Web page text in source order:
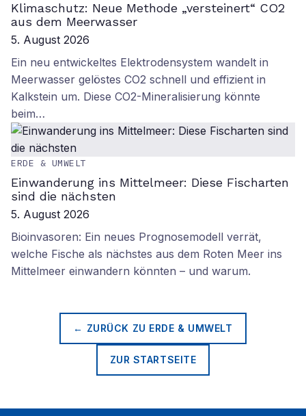
Klimaschutz: Neue Methode „versteinert“ CO2
aus dem Meerwasser
5. August 2026
Ein neu entwickeltes Elektrodensystem wandelt in
Meerwasser gelöstes CO2 schnell und effizient in
Kalkstein um. Diese CO2-Mineralisierung könnte
beim…
ERDE & UMWELT
Einwanderung ins Mittelmeer: Diese Fischarten
sind die nächsten
5. August 2026
Bioinvasoren: Ein neues Prognosemodell verrät,
welche Fische als nächstes aus dem Roten Meer ins
Mittelmeer einwandern könnten – und warum.
← ZURÜCK ZU ERDE & UMWELT
ZUR STARTSEITE